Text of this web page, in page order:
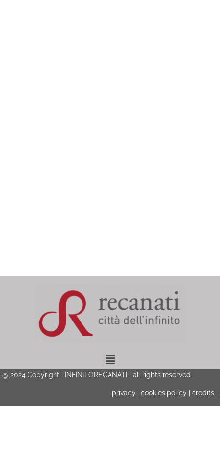
Menu
@ 2024 Copyright | INFINITORECANATI | all rights reserved
privacy cookies policy credits